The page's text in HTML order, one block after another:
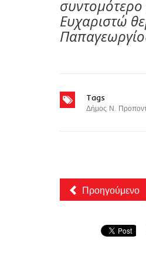
Ευχαριστώ
Tags
Δήμος Ν.
Προηγούμενο